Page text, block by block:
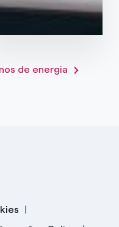
Saber mais
de energia